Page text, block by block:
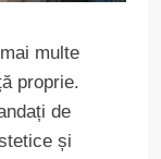
multe
proprie.
de
și